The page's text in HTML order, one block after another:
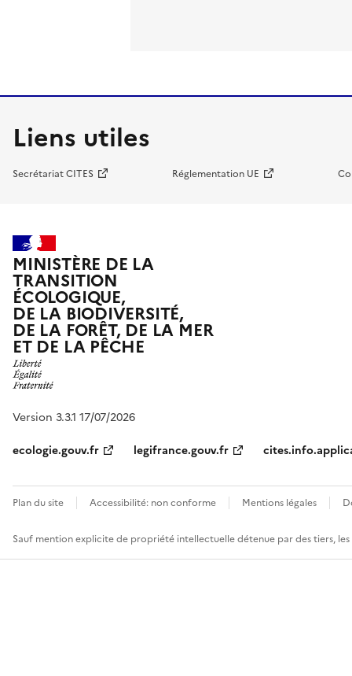
Liens utiles
Secrétariat CITES Réglementation UE
MINISTÈRE DE LA
TRANSITION
ÉCOLOGIQUE,
DE LA BIODIVERSITÉ,
DE LA FORÊT, DE LA MER
ET DE LA PÊCHE
Version 3.3.1 17/07/2026
ecologie.gouv.fr
legifrance.gouv.fr
Plan du site Accessibilité: non conforme Mentions légales
Sauf mention explicite de propriété intellectuelle détenue par des tiers,